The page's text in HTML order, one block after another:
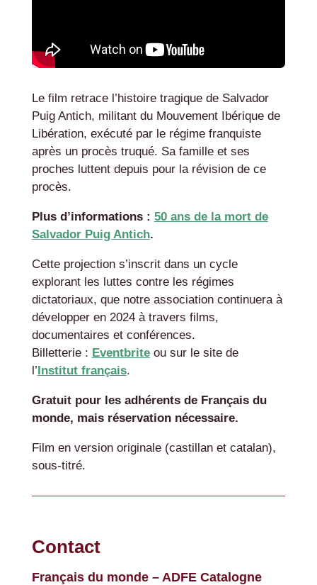
Le film retrace l’histoire tragique de Salvador
Puig Antich, militant du Mouvement Ibérique de
Libération, exécuté par le régime franquiste
après un procès truqué. Sa famille et ses
proches luttent depuis pour la révision de ce
procès.
Plus d’informations : 50 ans de la mort de
Salvador Puig Antich.
Cette projection s’inscrit dans un cycle
explorant les luttes contre les régimes
dictatoriaux, que notre association continuera à
développer en 2024 à travers films,
documentaires et conférences.
Billetterie : Eventbriteou sur le site de
l’Institut français.
Gratuit pour les adhérents de Français du
monde, mais réservation nécessaire.
Film en version originale (castillan et catalan),
sous-titré.
Contact
Français du monde – ADFE Catalogne